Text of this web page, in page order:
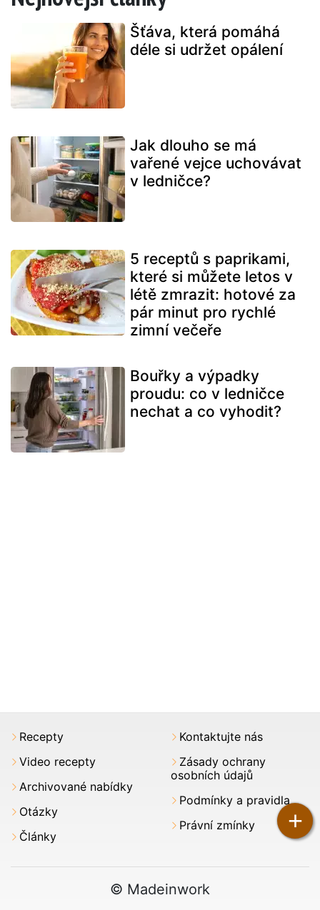
Šťáva, která pomáhá
déle si udržet opálení
Jak dlouho se má
vařené vejce uchovávat
v ledničce?
5 receptů s paprikami,
které si můžete letos v
létě zmrazit: hotové za
pár minut pro rychlé
zimní večeře
Bouřky a výpadky
proudu: co v ledničce
nechat a co vyhodit?
+
Recepty
Video recepty
Archivované nabídky
Otázky
Články
Kontaktujte nás
Zásady ochrany
osobních údajů
Podmínky a pravidla
Právní zmínky
© Madeinwork